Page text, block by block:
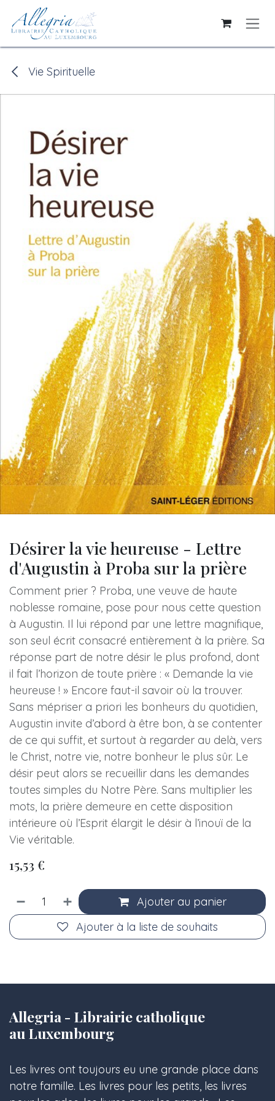
Se rendre au contenu
Vie Spirituelle
Désirer la vie heureuse - Lettre
d'Augustin à Proba sur la prière
Comment prier ? Proba, une veuve de haute
noblesse romaine, pose pour nous cette question
à Augustin. Il lui répond par une lettre magnifique,
son seul écrit consacré entièrement à la prière. Sa
réponse part de notre désir le plus profond, dont
il fait l’horizon de toute prière : « Demande la vie
heureuse ! » Encore faut-il savoir où la trouver.
Sans mépriser a priori les bonheurs du quotidien,
Augustin invite d’abord à être bon, à se contenter
de ce qui suffit, et surtout à regarder au delà, vers
le Christ, notre vie, notre bonheur le plus sûr. Le
désir peut alors se recueillir dans les demandes
toutes simples du Notre Père. Sans multiplier les
mots, la prière demeure en cette disposition
intérieure où l’Esprit élargit le désir à l’inouï de la
Vie véritable.
15,53 €
Ajouter au panier
Ajouter à la liste de souhaits
Allegria - Librairie catholique
au Luxembourg
Les livres ont toujours eu une grande place dans
notre famille. Les livres pour les petits, les livres